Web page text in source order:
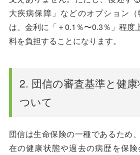
大疾病保障」などのオプション
は、金利に「＋0.1％〜0.3％」程度
料を負担することになります。
2. 団信の審査基準と健
ついて
団信は生命保険の一種であるため
在の健康状態や過去の病歴を保